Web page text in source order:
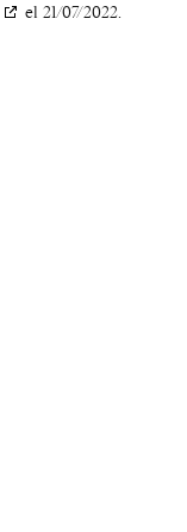
el 21/07/2022.